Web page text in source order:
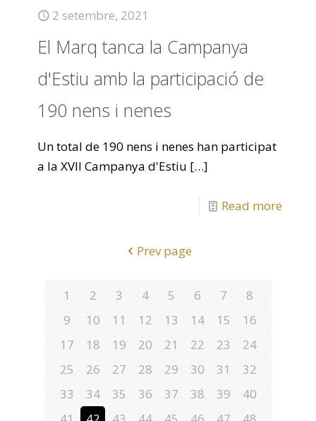
2 setembre, 2021
El Marq tanca la Campanya
d'Estiu amb la participació de
190 nens i nenes
Un total de 190 nens i nenes han participat
a la XVII Campanya d'Estiu […]
Read more
Prev page
1 2 3 4 5 6 7
8
9
10 11 12 13 14 15
16
17
18 19 20 21 22 23
24
25
26 27 28 29 30 31
32
33
34 35 36 37 38 39
40